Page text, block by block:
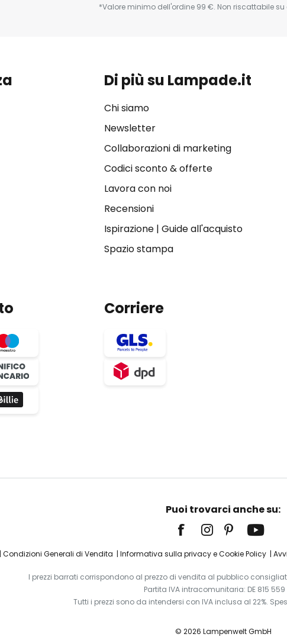
*Valore minimo dell'ordine 99 €. Non riscattabile su
Di più su Lampade.it
Chi siamo
Newsletter
Collaborazioni di marketing
Codici sconto & offerte
Lavora con noi
Recensioni
Ispirazione| Guide all'acquisto
Spazio stampa
Corriere
Puoi trovarci anche su:
Condizioni Generali di Vendita Informativa sulla privacy e Cookie Policy
I prezzi barrati corrispondono al prezzo di vendita al pubblico
Partita IVA intracomunitaria: DE 815 559
Tutti i prezzi sono da intendersi con IVA inclusa al 22%.
© 2026 Lampenwelt GmbH